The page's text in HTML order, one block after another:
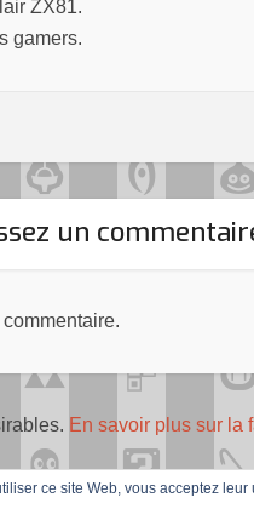
ZX81.
gamers.
un
En savoir plus sur la
ce site Web, vous acceptez leur